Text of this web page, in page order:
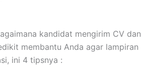
kandidat mengirim CV dan
membantu Anda agar lampiran
ini 4 tipsnya :